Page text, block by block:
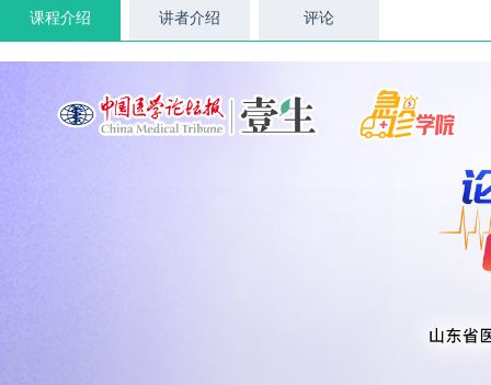
课程介绍 讲者介绍 评论